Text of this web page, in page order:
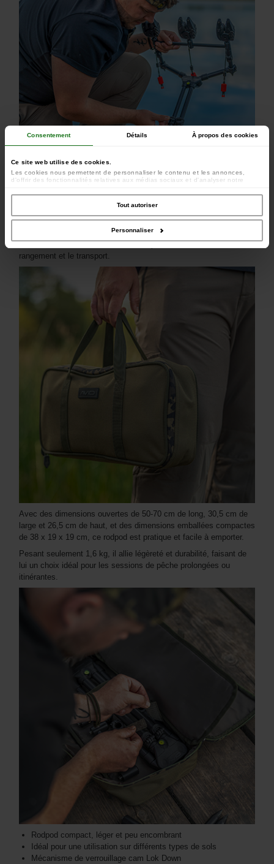
Consentement Détails À propos des cookies
Ce site web utilise des cookies.
Les cookies nous permettent de personnaliser le contenu et les annonces,
d'offrir des fonctionnalités relatives aux médias sociaux et d'analyser notre
avec nos partenaires de médias sociaux, de publicité et d'analyse, qui peuvent
combiner celles-ci avec d'autres informations que vous leur avez fournies ou
qu'ils ont collectées lors de votre utilisation de leurs services.
Tout autoriser
Personnaliser
Le tout est livré dans un sac de transport robuste, facilitant le
rangement et le transport.
Avec des dimensions ouvertes de 50-70 cm de long, 30,5 cm de
large et 26,5 cm de haut, et des dimensions emballées compactes
de 38 x 19 x 19 cm, ce rodpod est pratique et facile à emporter.
Pesant seulement 1,6 kg, il allie légèreté et durabilité, faisant de
lui un choix idéal pour les sessions de pêche prolongées ou
itinérantes.
Rodpod compact, léger et peu encombrant
Idéal pour une utilisation sur différents types de sols
Mécanisme de verrouillage cam Lok Down